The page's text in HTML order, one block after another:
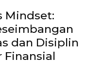
Era
Mindset:
dan Disiplin
Finansial